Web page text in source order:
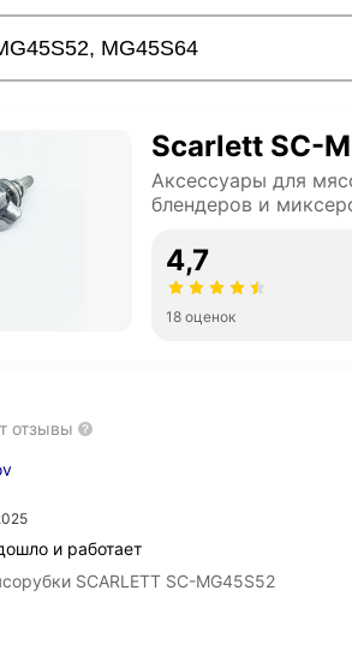
Scarlett SC-
Аксессуары для
блендеров и
4,7
18 оценок
отзывы
и работает
SCARLETT SC-MG45S52